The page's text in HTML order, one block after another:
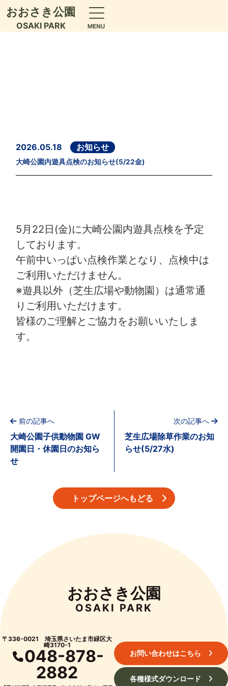
おおさき公園
OSAKI PARK
2026.05.18 お知らせ
大崎公園内遊具点検のお知らせ(5/22金)
5月22日(金)に大崎公園内遊具点検を予定
しております。
午前中いっぱい点検作業となり、点検中は
ご利用いただけません。
※遊具以外（芝生広場や動物園）は通常通
りご利用いただけます。
皆様のご理解とご協力をお願いいたしま
す。
前の記事へ
大崎公園子供動物園 GW
開園日・休園日のお知ら
せ
次の記事へ
芝生広場除草作業のお知
らせ(5/27水)
トップページへもどる
おおさき公園
OSAKI PARK
〒336-0021 埼玉県さいたま市緑区大
崎3170-1
048-878-
2882
お問い合わせはこちら
各種様式ダウンロード